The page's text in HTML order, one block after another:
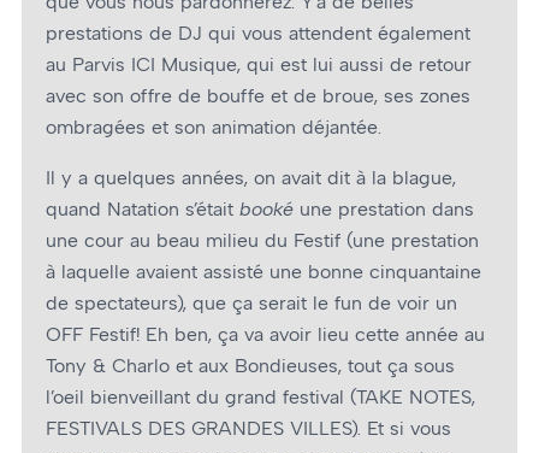
prestations de DJ qui vous attendent également
au Parvis ICI Musique, qui est lui aussi de retour
avec son offre de bouffe et de broue, ses zones
ombragées et son animation déjantée.
Il y a quelques années, on avait dit à la blague,
quand Natation s’était booké une prestation dans
une cour au beau milieu du Festif (une prestation
à laquelle avaient assisté une bonne cinquantaine
de spectateurs), que ça serait le fun de voir un
OFF Festif! Eh ben, ça va avoir lieu cette année au
Tony & Charlo et aux Bondieuses, tout ça sous
l’oeil bienveillant du grand festival (TAKE NOTES,
FESTIVALS DES GRANDES VILLES). Et si vous